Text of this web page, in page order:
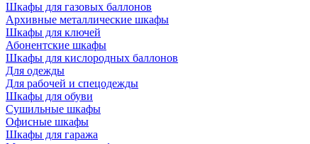
Шкафы для газовых баллонов
Архивные металлические шкафы
Шкафы для ключей
Абонентские шкафы
Шкафы для кислородных баллонов
Для одежды
Для рабочей и спецодежды
Шкафы для обуви
Сушильные шкафы
Офисные шкафы
Шкафы для гаража